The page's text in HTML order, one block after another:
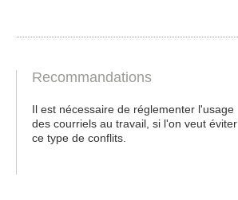
Recommandations
Il est nécessaire de réglementer l'usage
des courriels au travail, si l'on veut éviter
ce type de conflits.